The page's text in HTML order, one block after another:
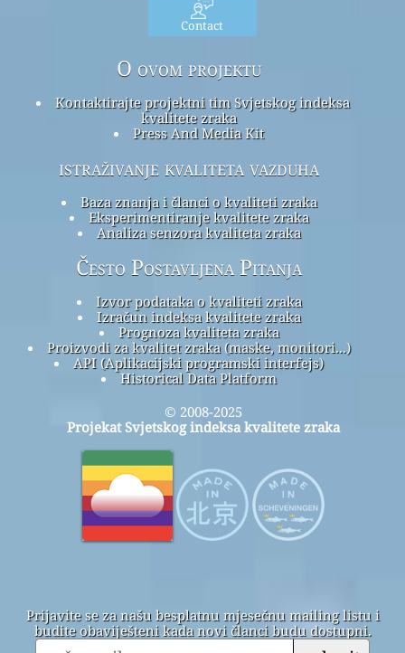
Contact
O ovom projektu
Kontaktirajte projektni tim Svjetskog indeksa
kvalitete zraka
Press And Media Kit
istraživanje kvaliteta vazduha
Baza znanja i članci o kvaliteti zraka
Eksperimentiranje kvalitete zraka
Analiza senzora kvaliteta zraka
Često Postavljena Pitanja
Izvor podataka o kvaliteti zraka
Izračun indeksa kvalitete zraka
Prognoza kvaliteta zraka
Proizvodi za kvalitet zraka (maske, monitori...)
API (Aplikacijski programski interfejs)
Historical Data Platform
© 2008-2025
Projekat Svjetskog indeksa kvalitete zraka
Prijavite se za našu besplatnu mjesečnu mailing listu i
budite obaviješteni kada novi članci budu dostupni.